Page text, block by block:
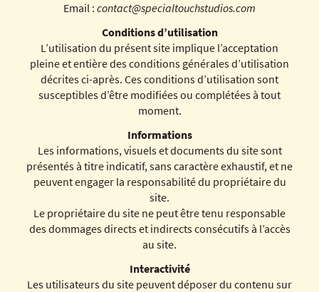
Email : contact@specialtouchstudios.com
Conditions d’utilisation
L’utilisation du présent site implique l’acceptation
pleine et entière des conditions générales d’utilisation
décrites ci-après. Ces conditions d’utilisation sont
susceptibles d’être modifiées ou complétées à tout
moment.
Informations
Les informations, visuels et documents du site sont
présentés à titre indicatif, sans caractère exhaustif, et ne
peuvent engager la responsabilité du propriétaire du
site.
Le propriétaire du site ne peut être tenu responsable
des dommages directs et indirects consécutifs à l’accès
au site.
Interactivité
Les utilisateurs du site peuvent déposer du contenu sur